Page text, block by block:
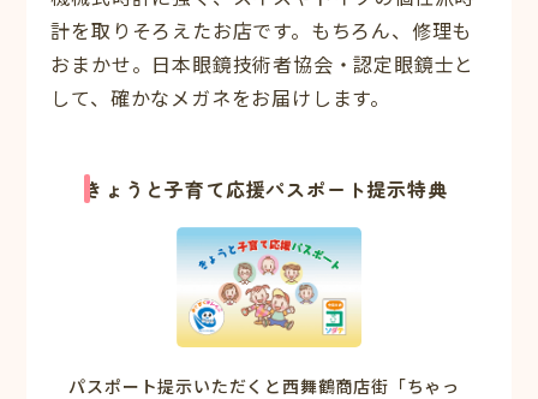
計を取りそろえたお店です。もちろん、修理も
おまかせ。日本眼鏡技術者協会・認定眼鏡士と
して、確かなメガネをお届けします。
きょうと子育て応援パスポート提示特典
パスポート提示いただくと西舞鶴商店街「ちゃっ